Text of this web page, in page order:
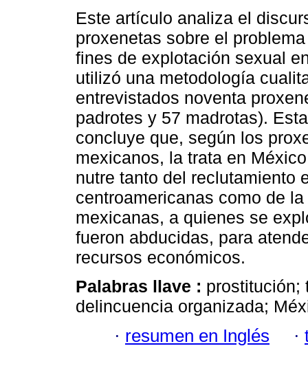
Este artículo analiza el
proxenetas sobre el
fines de explotación sexual
utilizó una metodología
entrevistados noventa
padrotes y 57 madrotas).
concluye que, según los
mexicanos, la trata en
nutre tanto del reclutamiento
centroamericanas como de
mexicanas, a quienes se
fueron abducidas, para
recursos económicos.
Palabras llave : prostitución;
delincuencia organizada;
· resumen en Inglés ·